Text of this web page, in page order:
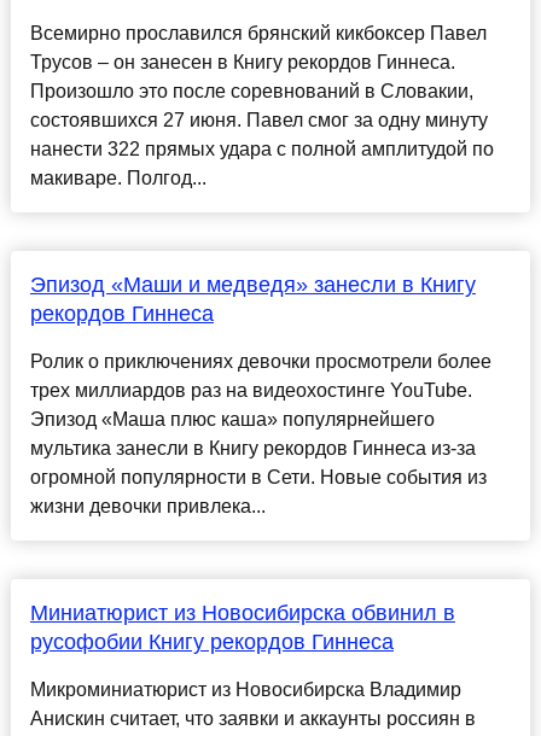
Всемирно прославился брянский кикбоксер Павел
Трусов – он занесен в Книгу рекордов Гиннеса.
Произошло это после соревнований в Словакии,
состоявшихся 27 июня. Павел смог за одну минуту
нанести 322 прямых удара с полной амплитудой по
макиваре. Полгод...
Эпизод «Маши и медведя» занесли в Книгу
рекордов Гиннеса
Ролик о приключениях девочки просмотрели более
трех миллиардов раз на видеохостинге YouTube.
Эпизод «Маша плюс каша» популярнейшего
мультика занесли в Книгу рекордов Гиннеса из-за
огромной популярности в Сети. Новые события из
жизни девочки привлека...
Миниатюрист из Новосибирска обвинил в
русофобии Книгу рекордов Гиннеса
Микроминиатюрист из Новосибирска Владимир
Анискин считает, что заявки и аккаунты россиян в